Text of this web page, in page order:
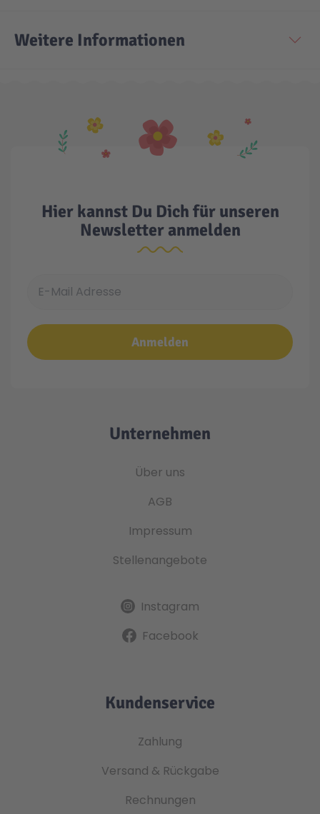
Weitere Informationen
Hier kannst Du Dich für unseren
Newsletter anmelden
Anmelden
Unternehmen
Über uns
AGB
Impressum
Stellenangebote
Instagram
Facebook
Kundenservice
Zahlung
Versand & Rückgabe
Rechnungen